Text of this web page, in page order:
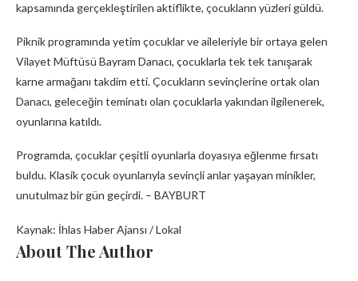
kapsamında gerçekleştirilen aktiflikte, çocukların yüzleri güldü.
Piknik programında yetim çocuklar ve aileleriyle bir ortaya gelen
Vilayet Müftüsü Bayram Danacı, çocuklarla tek tek tanışarak
karne armağanı takdim etti. Çocukların sevinçlerine ortak olan
Danacı, geleceğin teminatı olan çocuklarla yakından ilgilenerek,
oyunlarına katıldı.
Programda, çocuklar çeşitli oyunlarla doyasıya eğlenme fırsatı
buldu. Klasik çocuk oyunlarıyla sevinçli anlar yaşayan minikler,
unutulmaz bir gün geçirdi. – BAYBURT
Kaynak: İhlas Haber Ajansı / Lokal
About The Author